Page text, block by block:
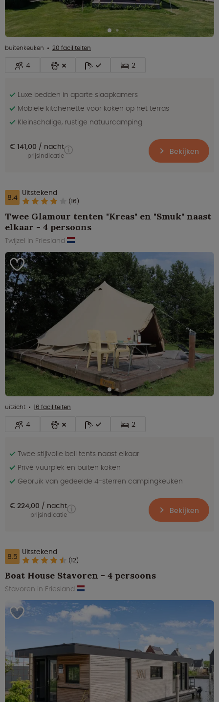
buitenkeuken 20 faciliteiten
4 2
Luxe bedden in aparte slaapkamers
Mobiele kitchenette voor koken op het terras
Kleinschalige, rustige natuurcamping
€ 141,00 nacht
prijsindicatie Bekijken
8.4 Uitstekend
(16)
Twee Glamour tenten "Kreas" en "Smuk" naast
elkaar - 4 persoons
Twijzel in Friesland
uitzicht 16 faciliteiten
4 2
Twee stijlvolle bell tents naast elkaar
Privé vuurplek en buiten koken
Gebruik van gedeelde 4-sterren campingkeuken
€ 224,00 nacht
prijsindicatie Bekijken
8.5 Uitstekend
(12)
Boat House Stavoren - 4 persoons
Stavoren in Friesland